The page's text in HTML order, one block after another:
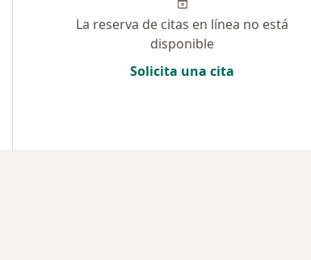
La reserva de citas en línea no está
disponible
Solicita una cita